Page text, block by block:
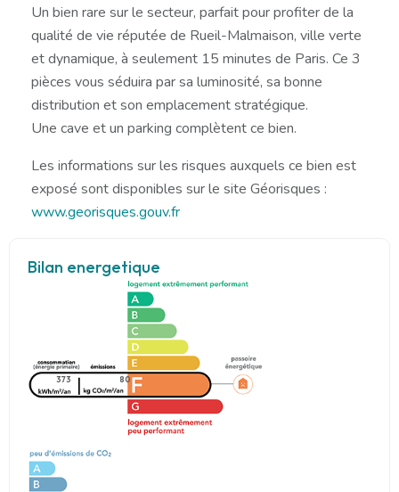
Un bien rare sur le secteur, parfait pour profiter de la
qualité de vie réputée de Rueil-Malmaison, ville verte
et dynamique, à seulement 15 minutes de Paris. Ce 3
pièces vous séduira par sa luminosité, sa bonne
distribution et son emplacement stratégique.
Une cave et un parking complètent ce bien.
Les informations sur les risques auxquels ce bien est
exposé sont disponibles sur le site Géorisques :
www.georisques.gouv.fr
Bilan energetique
373 80